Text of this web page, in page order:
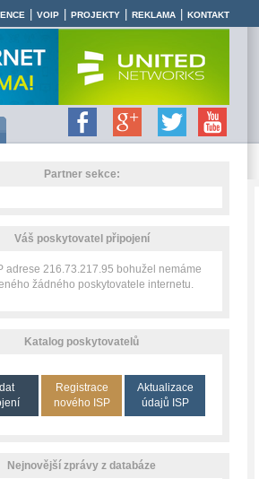
VOIP PROJEKTY REKLAMA KONTAKT
Partner sekce:
Váš poskytovatel připojení
adrese 216.73.217.95 bohužel nemáme
žádného poskytovatele internetu.
Katalog poskytovatelů
Registrace
nového ISP
Aktualizace
údajů ISP
Nejnovější zprávy z databáze